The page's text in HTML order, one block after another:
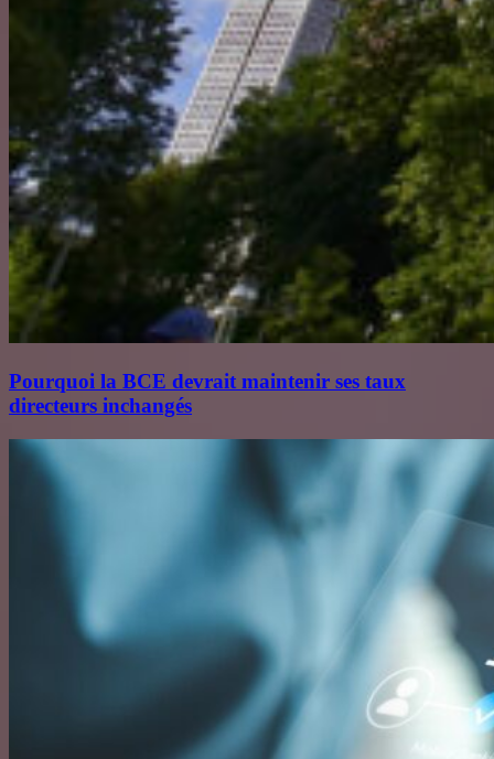
Pourquoi la BCE devrait maintenir ses taux
directeurs inchangés